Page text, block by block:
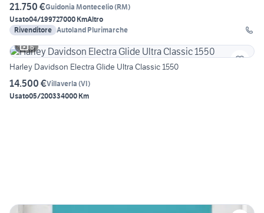
21.750 €Guidonia Montecelio(RM)
Usato04/199727000 KmAltro
Rivenditore Autoland Plurimarche
6
Harley Davidson Electra Glide Ultra Classic 1550
14.500 €Villaverla (VI)
Usato05/200334000 Km